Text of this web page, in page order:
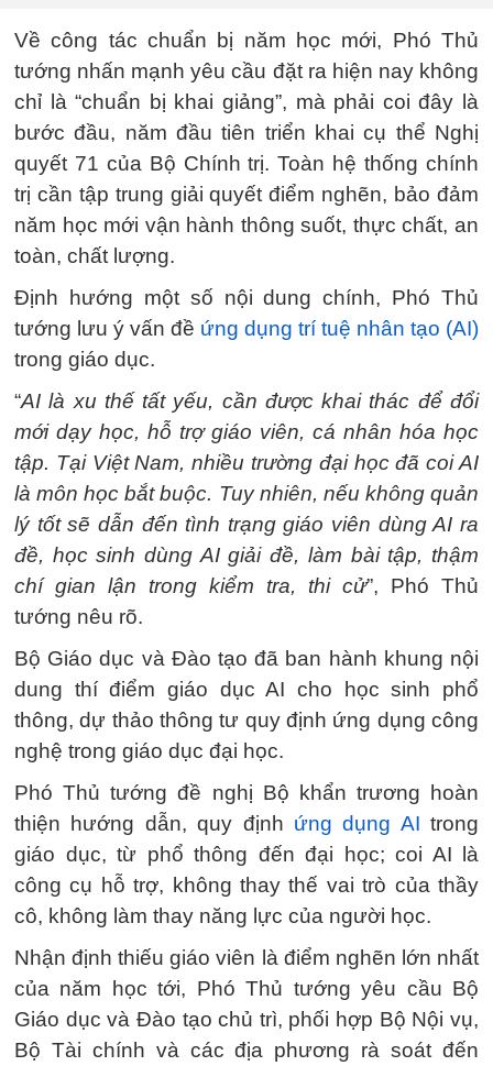
Về công tác chuẩn bị năm học mới, Phó Thủ
tướng nhấn mạnh yêu cầu đặt ra hiện nay không
chỉ là “chuẩn bị khai giảng”, mà phải coi đây là
bước đầu, năm đầu tiên triển khai cụ thể Nghị
quyết 71 của Bộ Chính trị. Toàn hệ thống chính
trị cần tập trung giải quyết điểm nghẽn, bảo đảm
năm học mới vận hành thông suốt, thực chất, an
toàn, chất lượng.
Định hướng một số nội dung chính, Phó Thủ
tướng lưu ý vấn đề ứng dụng trí tuệ nhân tạo (AI)
trong giáo dục.
“AI là xu thế tất yếu, cần được khai thác để đổi
mới dạy học, hỗ trợ giáo viên, cá nhân hóa học
tập. Tại Việt Nam, nhiều trường đại học đã coi AI
là môn học bắt buộc. Tuy nhiên, nếu không quản
lý tốt sẽ dẫn đến tình trạng giáo viên dùng AI ra
đề, học sinh dùng AI giải đề, làm bài tập, thậm
chí gian lận trong kiểm tra, thi cử”, Phó Thủ
tướng nêu rõ.
Bộ Giáo dục và Đào tạo đã ban hành khung nội
dung thí điểm giáo dục AI cho học sinh phổ
thông, dự thảo thông tư quy định ứng dụng công
nghệ trong giáo dục đại học.
Phó Thủ tướng đề nghị Bộ khẩn trương hoàn
thiện hướng dẫn, quy định ứng dụng AI trong
giáo dục, từ phổ thông đến đại học; coi AI là
công cụ hỗ trợ, không thay thế vai trò của thầy
cô, không làm thay năng lực của người học.
Nhận định thiếu giáo viên là điểm nghẽn lớn nhất
của năm học tới, Phó Thủ tướng yêu cầu Bộ
Giáo dục và Đào tạo chủ trì, phối hợp Bộ Nội vụ,
Bộ Tài chính và các địa phương rà soát đến